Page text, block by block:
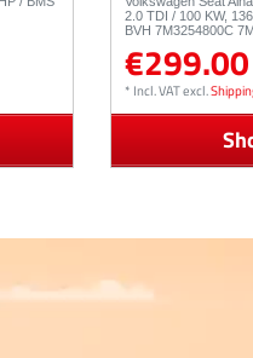
2.0 TDI / 100 KW,
BVH 7M3254800C
* Incl. VATexcl.